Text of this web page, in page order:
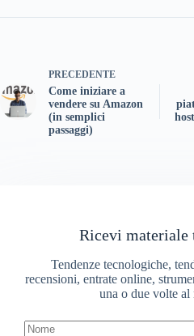
PRECEDENTE
Come iniziare a
vendere su Amazon
(in semplici
passaggi)
Ricevi materiale
Tendenze tecnologiche,
recensioni, entrate online,
una o due volte al